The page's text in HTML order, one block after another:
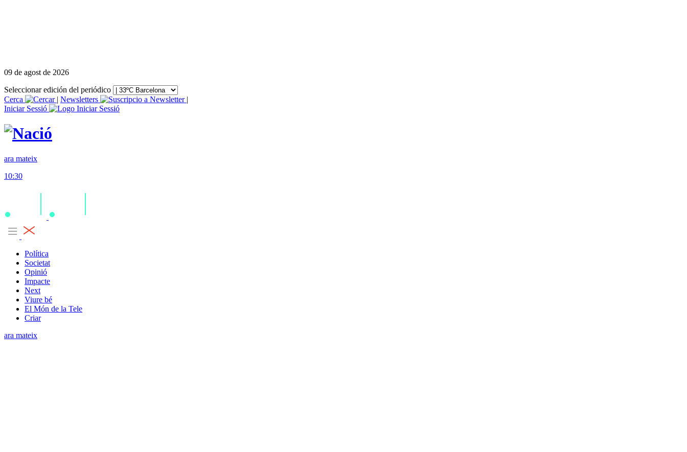
09 de agost de 2026
Seleccionar edición del periódico
Cerca
| Newsletters
|
Iniciar Sessió
ara mateix
10:30
Política
Societat
Opinió
Impacte
Next
Viure bé
El Món de la Tele
Criar
ara mateix